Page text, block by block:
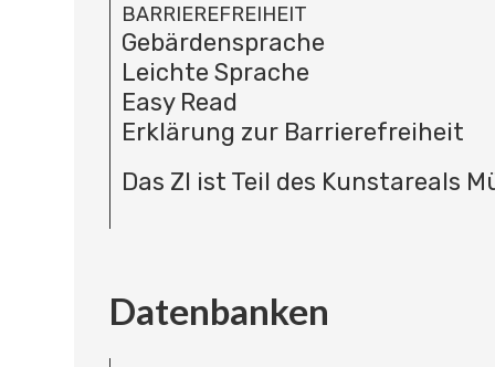
BARRIEREFREIHEIT
Gebärdensprache
Leichte Sprache
Easy Read
Erklärung zur Barrierefreiheit
Das ZI ist Teil des Kunstareals
Datenbanken